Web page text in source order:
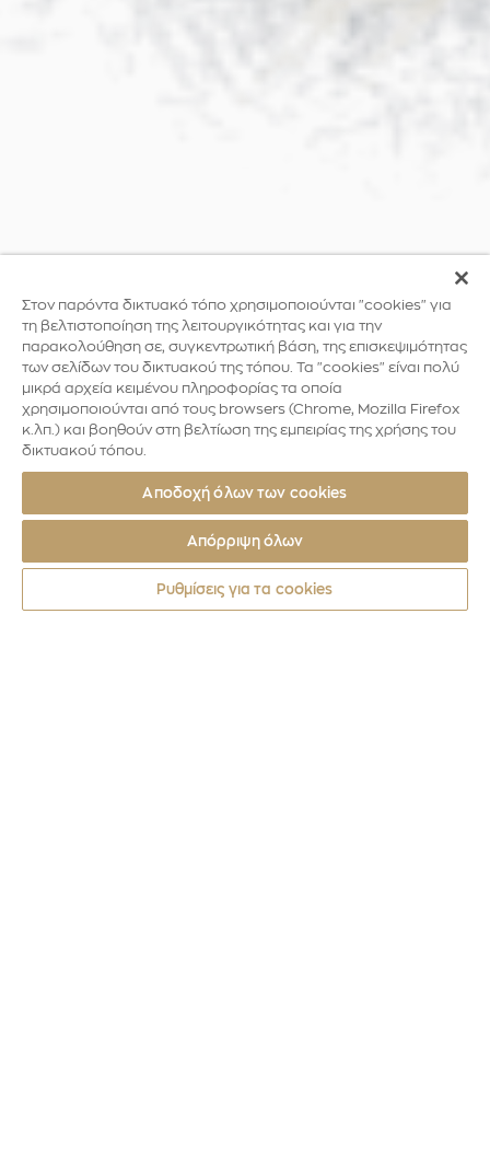
Στον παρόντα δικτυακό τόπο χρησιμοποιούνται "cookies" για
τη βελτιστοποίηση της λειτουργικότητας και για την
παρακολούθηση σε, συγκεντρωτική βάση, της επισκεψιμότητας
των σελίδων του δικτυακού της τόπου. Τα "cookies" είναι πολύ
μικρά αρχεία κειμένου πληροφορίας τα οποία
χρησιμοποιούνται από τους browsers (Chrome, Mozilla Firefox
κ.λπ.) και βοηθούν στη βελτίωση της εμπειρίας της χρήσης του
δικτυακού τόπου.
Αποδοχή όλων των cookies
Απόρριψη όλων
Ρυθμίσεις για τα cookies